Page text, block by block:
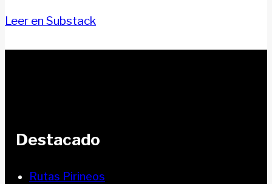
Leer en Substack
Destacado
Rutas Pirineos